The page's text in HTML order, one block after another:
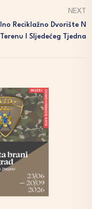
NEXT
Reciklažno Dvorište N
I Sljedećeg Tjedna